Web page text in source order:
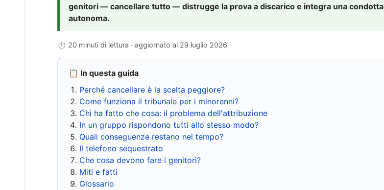
genitori — cancellare tutto — distrugge la prova a discarico e integra una condotta
autonoma.
⏱ 20 minuti di lettura · aggiornato al 29 luglio 2026
📋 In questa guida
Perché cancellare è la scelta peggiore?
Come funziona il tribunale per i minorenni?
Chi ha fatto che cosa: il problema dell'attribuzione
In un gruppo rispondono tutti allo stesso modo?
Quali conseguenze restano nel tempo?
Il telefono sequestrato
Che cosa devono fare i genitori?
Miti e fatti
Glossario